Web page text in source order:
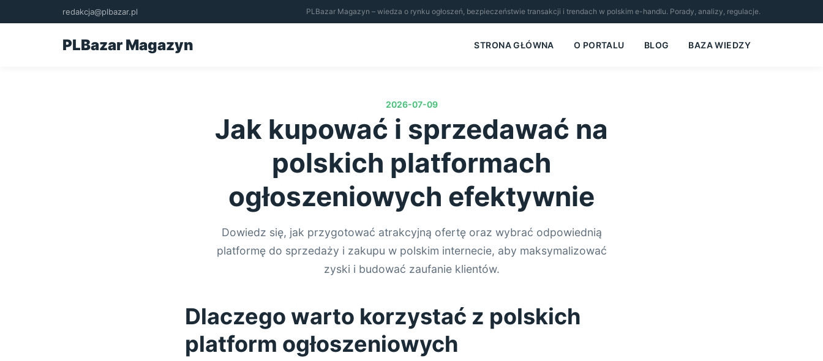
redakcja@plbazar.pl PLBazar Magazyn – wiedza o rynku ogłoszeń, bezpieczeństwie transakcji i trendach w polskim e-handlu. Porady, analizy, regulacje.
PLBazar Magazyn STRONA GŁÓWNA O PORTALU BLOG BAZA WIEDZY
2026-07-09
Jak kupować i sprzedawać na
polskich platformach
ogłoszeniowych efektywnie
Dowiedz się, jak przygotować atrakcyjną ofertę oraz wybrać odpowiednią
platformę do sprzedaży i zakupu w polskim internecie, aby maksymalizować
zyski i budować zaufanie klientów.
Dlaczego warto korzystać z polskich
platform ogłoszeniowych